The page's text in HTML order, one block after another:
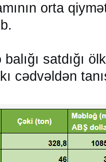
orta
satdığı
cədvəldən